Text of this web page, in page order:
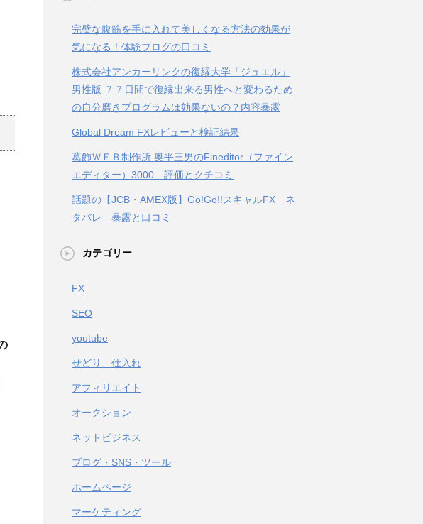
完璧な腹筋を手に入れて美しくなる方法の効果が
気になる！体験ブログの口コミ
株式会社アンカーリンクの復縁大学「ジュエル」
男性版 ７７日間で復縁出来る男性へと変わるため
の自分磨きプログラムは効果ないの？内容暴露
Global Dream FXレビューと検証結果
葛飾ＷＥＢ制作所 奥平三男のFineditor（ファイン
エディター）3000 評価とクチコミ
話題の【JCB・AMEX版】Go!Go!!スキャルFX ネ
タバレ 暴露と口コミ
カテゴリー
FX
SEO
youtube
せどり、仕入れ
アフィリエイト
オークション
ネットビジネス
ブログ・SNS・ツール
ホームページ
マーケティング